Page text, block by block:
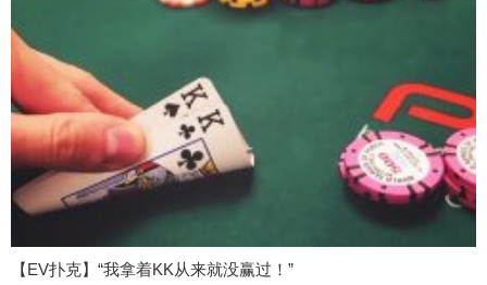
【EV扑克】“我拿着KK从来就没赢过！”